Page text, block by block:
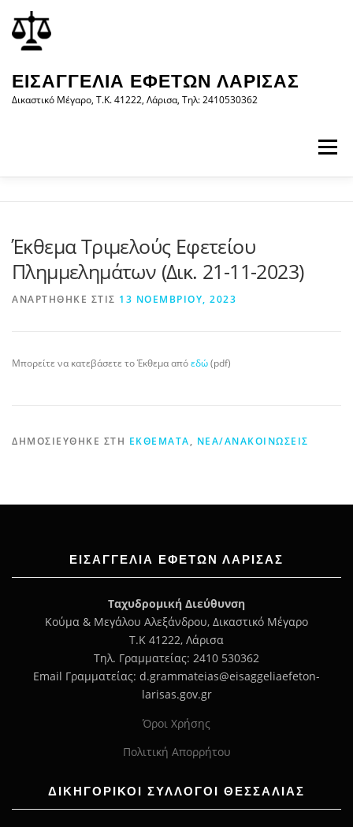
περιεχόμενο
στο
περιεχόμενο
ΕΙΣΑΓΓΕΛΊΑ ΕΦΕΤΏΝ ΛΆΡΙΣΑΣ
Δικαστικό Μέγαρο, Τ.Κ. 41222, Λάρισα, Τηλ: 2410530362
Μενού
ΝΈΑ/ΑΝΑΚΟΙΝΏΣΕΙΣ ΈΝΤΥΠΑ
Έκθεμα Τριμελούς Εφετείου
Πλημμελημάτων (Δικ. 21-11-2023)
ΑΝΑΡΤΉΘΗΚΕ ΣΤΙΣ 13 ΝΟΕΜΒΡΊΟΥ, 2023
Μπορείτε να κατεβάσετε το Έκθεμα απόεδώ(pdf)
ΔΗΜΟΣΙΕΎΘΗΚΕ ΣΤΗ ΕΚΘΈΜΑΤΑ, ΝΈΑ/ΑΝΑΚΟΙΝΏΣΕΙΣ
ΕΙΣΑΓΓΕΛΊΑ ΕΦΕΤΏΝ ΛΆΡΙΣΑΣ
Ταχυδρομική Διεύθυνση
Κούμα & Μεγάλου Αλεξάνδρου, Δικαστικό Μέγαρο
Τ.Κ 41222, Λάρισα
Τηλ. Γραμματείας: 2410 530362
Email Γραμματείας: d.grammateias@eisaggeliaefeton-
larisas.gov.gr
Όροι Χρήσης
Πολιτική Απορρήτου
ΔΙΚΗΓΟΡΙΚΟΙ ΣΥΛΛΟΓΟΙ ΘΕΣΣΑΛΙΑΣ